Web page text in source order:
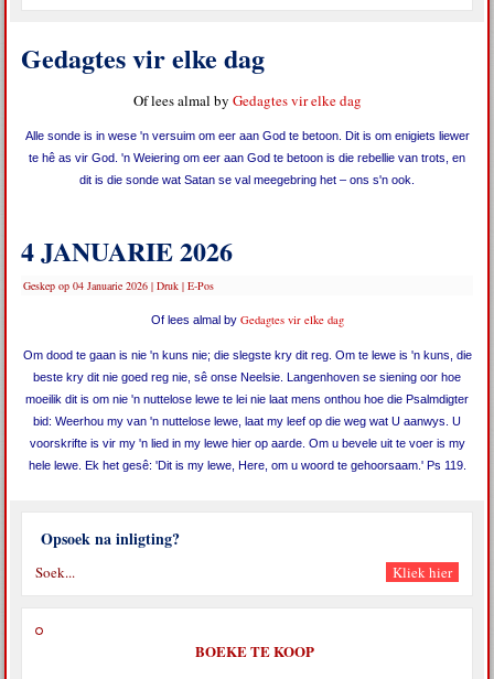
Gedagtes vir elke dag
Of lees almal by Gedagtes vir elke dag
Alle sonde is in wese 'n versuim om eer aan God te betoon. Dit is om enigiets liewer
te hê as vir God. 'n Weiering om eer aan God te betoon is die rebellie van trots, en
dit is die sonde wat Satan se val meegebring het – ons s'n ook.
4 JANUARIE 2026
Geskep op 04 Januarie 2026 |Druk |E-Pos
Of lees almal by Gedagtes vir elke dag
Om dood te gaan is nie 'n kuns nie; die slegste kry dit reg. Om te lewe is 'n kuns, die
beste kry dit nie goed reg nie, sê onse Neelsie. Langenhoven se siening oor hoe
moeilik dit is om nie 'n nuttelose lewe te lei nie laat mens onthou hoe die Psalmdigter
bid: Weerhou my van 'n nuttelose lewe, laat my leef op die weg wat U aanwys. U
voorskrifte is vir my 'n lied in my lewe hier op aarde. Om u bevele uit te voer is my
hele lewe. Ek het gesê: 'Dit is my lewe, Here, om u woord te gehoorsaam.' Ps 119.
Opsoek na inligting?
BOEKE TE KOOP